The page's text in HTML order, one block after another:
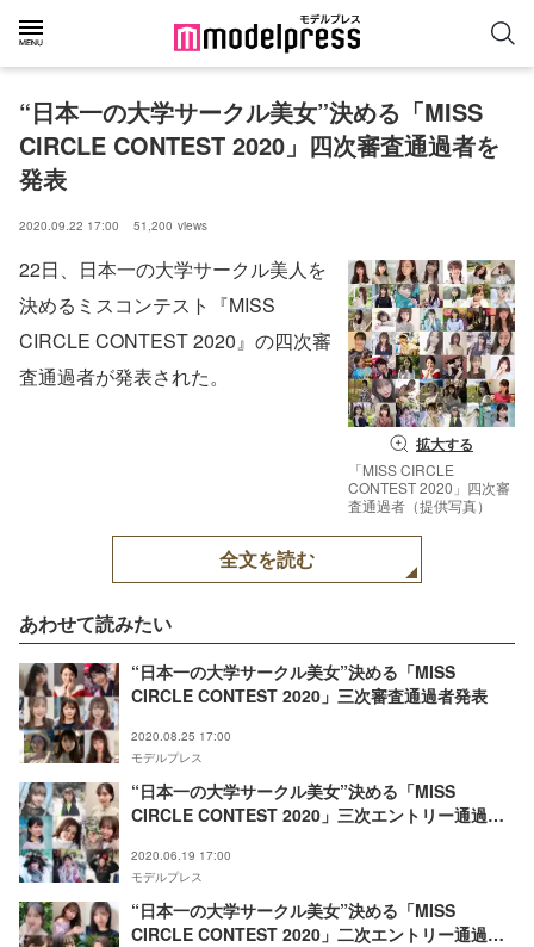
“日本一の大学サークル美女”決める「MISS
CIRCLE CONTEST 2020」四次審査通過者を
発表
2020.09.22 17:00 51,200 views
拡大する
「MISS CIRCLE
CONTEST 2020」四次審
査通過者（提供写真）
22日、日本一の大学サークル美人を
決めるミスコンテスト『MISS
CIRCLE CONTEST 2020』の四次審
査通過者が発表された。
全文を読む
あわせて読みたい
“日本一の大学サークル美女”決める「MISS
CIRCLE CONTEST 2020」三次審査通過者発表
2020.08.25 17:00
モデルプレス
“日本一の大学サークル美女”決める「MISS
CIRCLE CONTEST 2020」三次エントリー通過者
2020.06.19 17:00
モデルプレス
“日本一の大学サークル美女”決める「MISS
CIRCLE CONTEST 2020」二次エントリー通過者